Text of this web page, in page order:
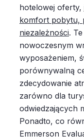
hotelowej oferty,
komfort pobytu,
niezależności.
nowoczesnym
wyposażeniem,
porównywalną
zdecydowanie
zarówno dla
odwiedzających
Ponadto, co
Emmerson